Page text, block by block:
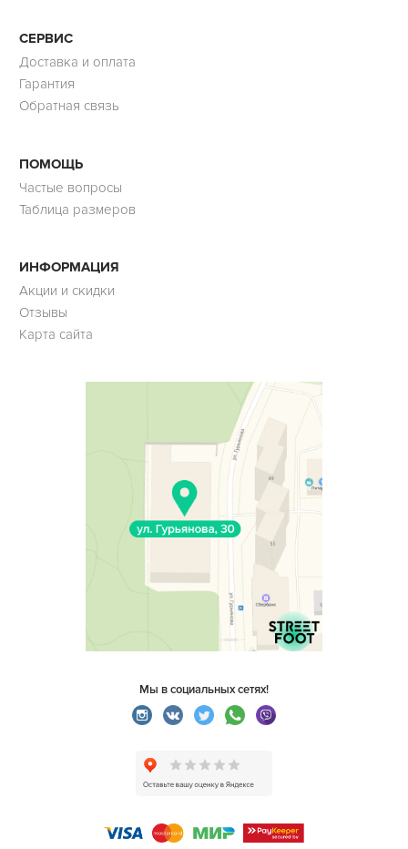
СЕРВИС
Доставка и оплата
Гарантия
Обратная связь
ПОМОЩЬ
Частые вопросы
Таблица размеров
ИНФОРМАЦИЯ
Акции и скидки
Отзывы
Карта сайта
Мы в социальных сетях!